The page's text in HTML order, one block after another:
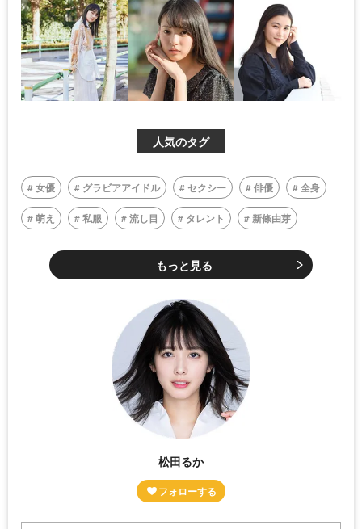
人気のタグ
女優 グラビアアイドル セクシー 俳優 全身
萌え 私服 流し目 タレント 新條由芽
もっと見る
松田るか